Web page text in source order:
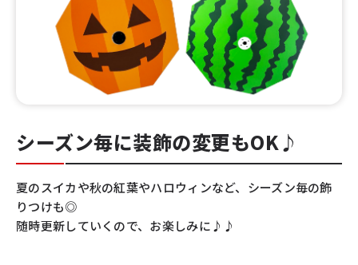
シーズン毎に装飾の変更もOK♪
夏のスイカや秋の紅葉やハロウィンなど、シーズン毎の飾
りつけも◎
随時更新していくので、お楽しみに♪♪